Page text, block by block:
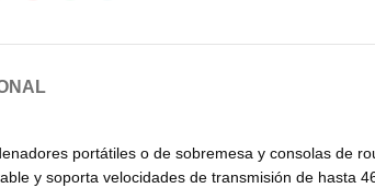
portátiles o de sobremesa y consolas de
y soporta velocidades de transmisión de hasta